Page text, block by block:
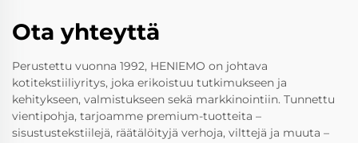
Ota yhteyttä
Perustettu vuonna 1992, HENIEMO on johtava
kotitekstiiliyritys, joka erikoistuu tutkimukseen ja
kehitykseen, valmistukseen sekä markkinointiin. Tunnettu
vientipohja, tarjoamme premium-tuotteita –
sisustustekstiilejä, räätälöityjä verhoja, vilttejä ja muuta –